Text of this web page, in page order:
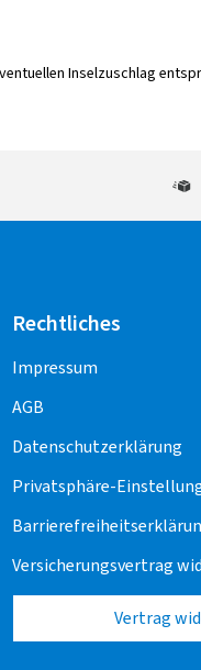
Inselzuschlag
Rechtliches
Impressum
AGB
Datenschutzerklärung
Privatsphäre-
Versicherungsvertrag
Vertrag